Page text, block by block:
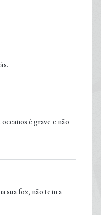
é grave e não
sua foz, não tem a